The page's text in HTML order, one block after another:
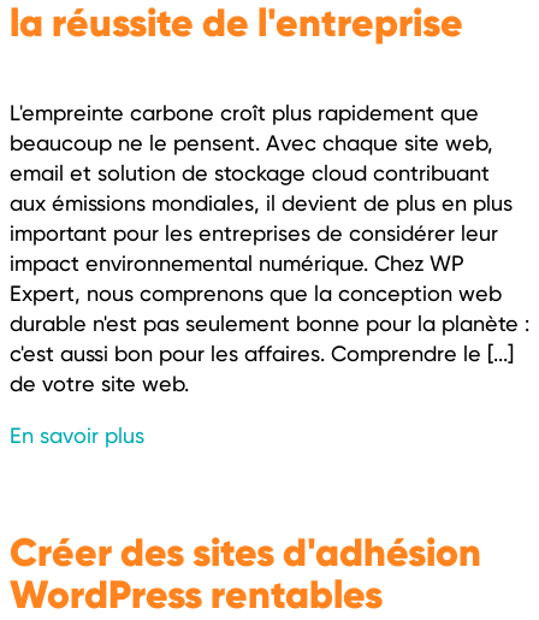
la réussite de l'entreprise
L'empreinte carbone croît plus rapidement que
beaucoup ne le pensent. Avec chaque site web,
email et solution de stockage cloud contribuant
aux émissions mondiales, il devient de plus en plus
important pour les entreprises de considérer leur
impact environnemental numérique. Chez WP
Expert, nous comprenons que la conception web
durable n'est pas seulement bonne pour la planète :
c'est aussi bon pour les affaires. Comprendre le [...]
de votre site web.
En savoir plus
Créer des sites d'adhésion
WordPress rentables